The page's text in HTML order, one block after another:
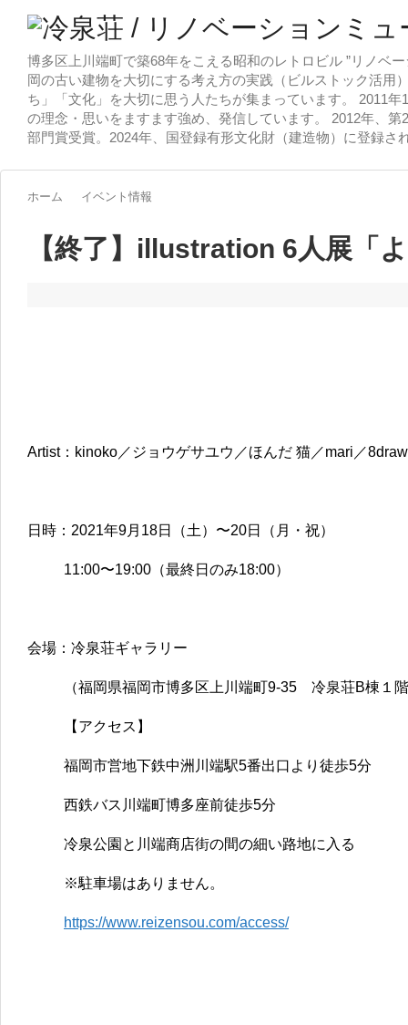
博多区上川端町で築68年をこえる昭和のレトロビル ”リノベ
岡の古い建物を大切にする考え方の実践（ビルストック活用
ち」「文化」を大切に思う人たちが集まっています。 2011
の理念・思いをますます強め、発信しています。 2012年、
部門賞受賞。2024年、国登録有形文化財（建造物）に登録さ
ホーム イベント情報
【終了】illustration 6人展「
Artist：kinoko／ジョウゲサユウ／ほんだ 猫／mari／
日時：2021年9月18日（土）〜20日（月・祝）
11:00〜19:00（最終日のみ18:00）
会場：冷泉荘ギャラリー
（福岡県福岡市博多区上川端町9-35 冷泉荘B棟１
【アクセス】
福岡市営地下鉄中洲川端駅5番出口より徒歩5分
西鉄バス川端町博多座前徒歩5分
冷泉公園と川端商店街の間の細い路地に入る
※駐車場はありません。
https://www.reizensou.com/access/